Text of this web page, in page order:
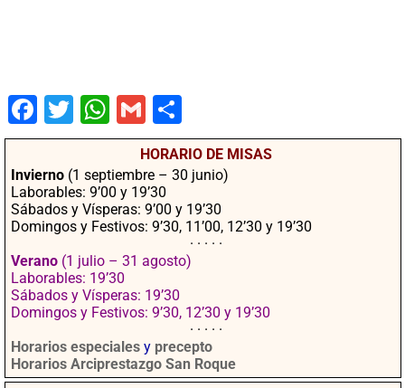
Fac
ebo
Twit
ter
Wha
tsA
pp
Gm
ail
mpa
rtir
HORARIO DE MISAS
Invierno (1 septiembre – 30 junio)
Laborables: 9’00 y 19’30
Sábados y Vísperas: 9’00 y 19’30
Domingos y Festivos: 9’30, 11’00, 12’30 y 19’30
· · · · ·
Verano (1 julio – 31 agosto)
Laborables: 19’30
Sábados y Vísperas: 19’30
Domingos y Festivos: 9’30, 12’30 y 19’30
· · · · ·
Horarios especiales y precepto
Horarios Arciprestazgo San Roque